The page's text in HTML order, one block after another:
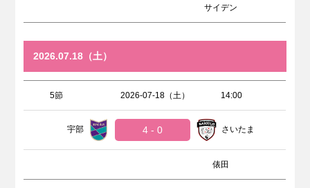
サイデン
2026.07.18（土）
5節 2026-07-18（土） 14:00
宇部 4 - 0 さいたま
俵田